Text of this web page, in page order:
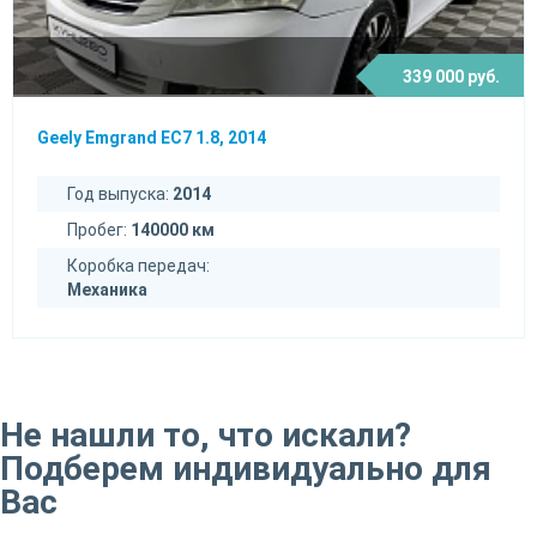
339 000 руб.
Geely Emgrand EC7 1.8, 2014
Год выпуска: 2014
Пробег: 140000 км
Коробка передач:
Механика
Не нашли то, что искали?
Подберем индивидуально для
Вас